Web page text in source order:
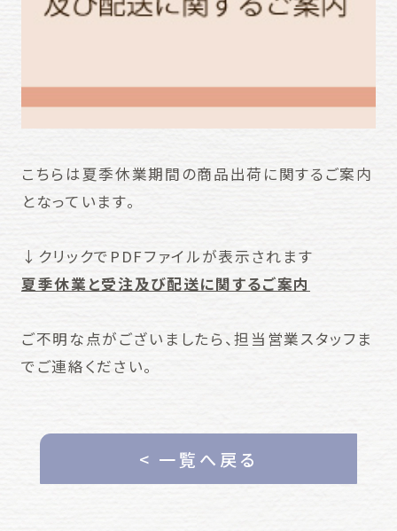
こちらは夏季休業期間の商品出荷に関するご案内
となっています。
↓クリックでPDFファイルが表示されます
夏季休業と受注及び配送に関するご案内
ご不明な点がございましたら、担当営業スタッフま
でご連絡ください。
< 一覧へ戻る